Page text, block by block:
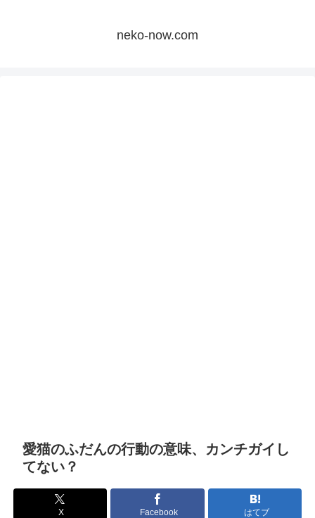
neko-now.com
愛猫のふだんの行動の意味、カンチガイし
てない？
X Facebook はてブ